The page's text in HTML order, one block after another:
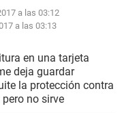
a las 03:12
a las 03:13
en una tarjeta
deja guardar
la protección contra
no sirve